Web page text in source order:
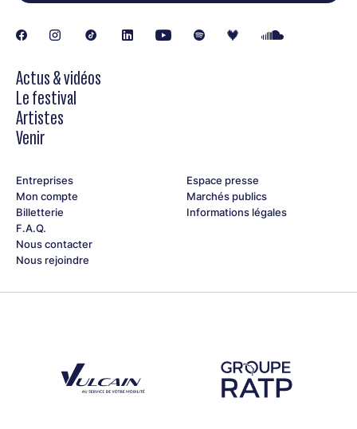
Actus & vidéos
Le festival
Artistes
Venir
Entreprises
Mon compte
Billetterie
F.A.Q.
Nous contacter
Nous rejoindre
Espace presse
Marchés publics
Informations légales